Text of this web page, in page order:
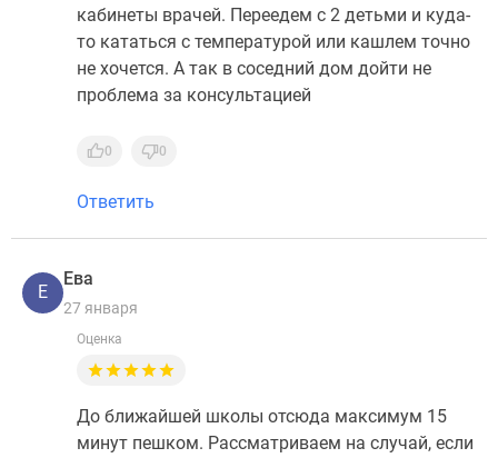
кабинеты врачей. Переедем с 2 детьми и куда-
то кататься с температурой или кашлем точно
не хочется. А так в соседний дом дойти не
проблема за консультацией
0 0
Ответить
Е
Ева
27 января
Оценка
До ближайшей школы отсюда максимум 15
минут пешком. Рассматриваем на случай, если